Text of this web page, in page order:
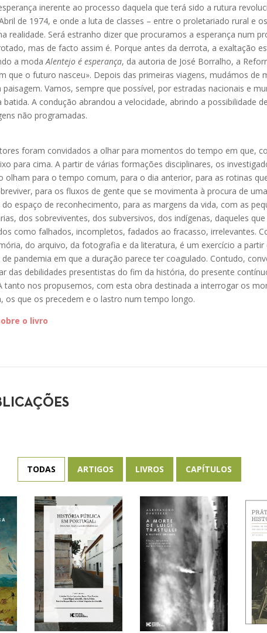
inerente ao processo daquela que terá sido a rutura
de 1974, e onde a luta de classes – entre o proletariado rural e
realidade. Será estranho dizer que procuramos a esperança num
mas de facto assim é. Porque antes da derrota, a exaltação
a modaAlentejo é esperança, da autoria de José Borralho, a
que o futuro nasceu». Depois das primeiras viagens, mudámos de
Vamos, sempre que possível, por estradas nacionais e
A condução abrandou a velocidade, abrindo a possibilidade
não programadas.
foram convidados a olhar para momentos do tempo em que,
para cima. A partir de várias formações disciplinares, os
olham para o tempo comum, para o dia anterior, para as rotinas
para os fluxos de gente que se movimenta à procura de
espaço de reconhecimento, para as margens da vida, com as
dos sobreviventes, dos subversivos, dos indígenas, daqueles
como falhados, incompletos, fadados ao fracasso, irrelevantes.
do arquivo, da fotografia e da literatura, é um exercício a partir
pandemia em que a duração parece ter coagulado. Contudo,
das debilidades presentistas do fim da história, do presente
tanto nos propusemos, com esta obra destinada a interrogar os
os que os precedem e o lastro num tempo longo.
o livro
TODAS ARTIGOS LIVROS CAPÍTULOS